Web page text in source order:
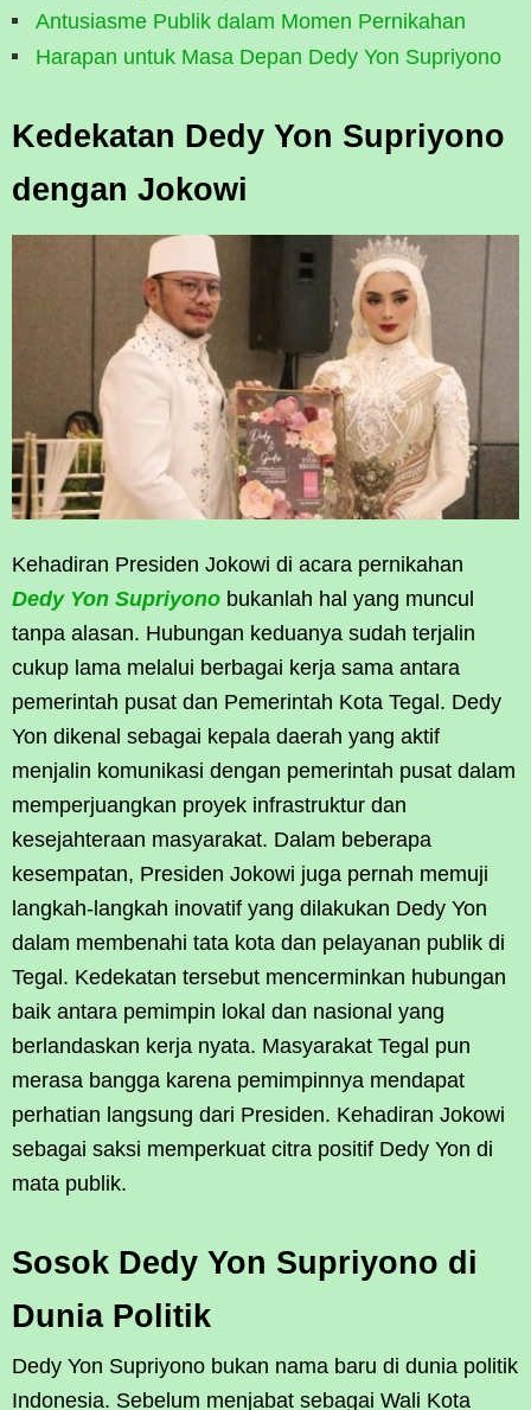
Antusiasme Publik dalam Momen Pernikahan
Harapan untuk Masa Depan Dedy Yon Supriyono
Kedekatan Dedy Yon Supriyono
dengan Jokowi
Kehadiran Presiden Jokowi di acara pernikahan
Dedy Yon Supriyono bukanlah hal yang muncul
tanpa alasan. Hubungan keduanya sudah terjalin
cukup lama melalui berbagai kerja sama antara
pemerintah pusat dan Pemerintah Kota Tegal. Dedy
Yon dikenal sebagai kepala daerah yang aktif
menjalin komunikasi dengan pemerintah pusat dalam
memperjuangkan proyek infrastruktur dan
kesejahteraan masyarakat. Dalam beberapa
kesempatan, Presiden Jokowi juga pernah memuji
langkah-langkah inovatif yang dilakukan Dedy Yon
dalam membenahi tata kota dan pelayanan publik di
Tegal. Kedekatan tersebut mencerminkan hubungan
baik antara pemimpin lokal dan nasional yang
berlandaskan kerja nyata. Masyarakat Tegal pun
merasa bangga karena pemimpinnya mendapat
perhatian langsung dari Presiden. Kehadiran Jokowi
sebagai saksi memperkuat citra positif Dedy Yon di
mata publik.
Sosok Dedy Yon Supriyono di
Dunia Politik
Dedy Yon Supriyono bukan nama baru di dunia politik
Indonesia. Sebelum menjabat sebagai Wali Kota